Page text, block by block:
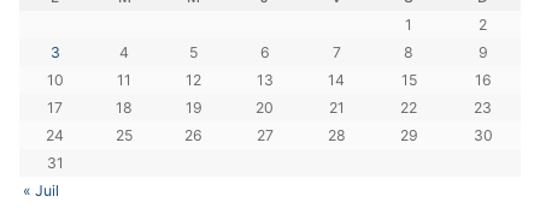
« Juil
1
2
3
4 5 6 7 8
9
10
11 12 13 14 15
16
17
18 19 20 21 22
23
24
25 26 27 28 29
30
31